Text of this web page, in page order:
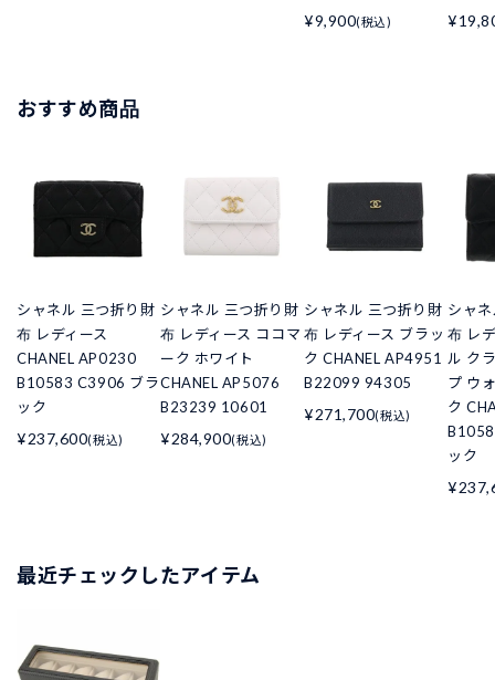
¥9,900(税込)
おすすめ商品
シャネル 三つ折り財
布 レディース
CHANEL AP0230
B10583 C3906 ブラ
ック
¥237,600(税込)
シャネル 三つ折り財
布 レディース ココマ
ーク ホワイト
CHANEL AP5076
B23239 10601
¥284,900(税込)
シャネル 三つ折り財
布 レディース ブラッ
ク CHANEL AP4951
B22099 94305
¥271,700(税込)
シャ
布 レ
ル ク
プ ウ
ク
ック
最近チェックしたアイテム